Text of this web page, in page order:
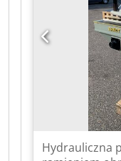
realizowane są
„AS-IS” (tak jak
warunki ogólne)
próbnej można
zobowiązań.
telefoniczny,
czas. Van de
5391 LR
Hydrauliczna